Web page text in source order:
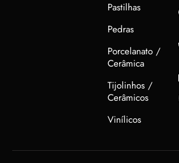
Pastilhas
Pedras
Porcelanato /
Cerâmica
Tijolinhos /
Cerâmicos
Vinílicos